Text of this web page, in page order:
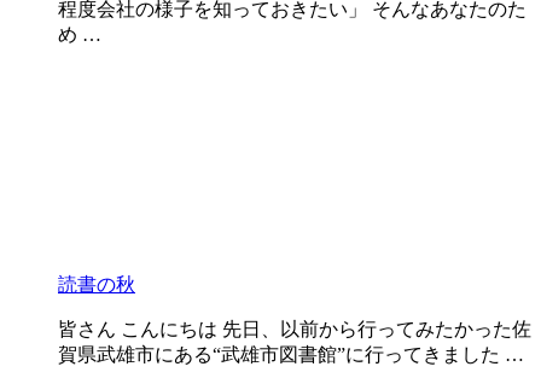
程度会社の様子を知っておきたい」 そんなあなたのた
め …
読書の秋
皆さん こんにちは 先日、以前から行ってみたかった佐
賀県武雄市にある“武雄市図書館”に行ってきました …